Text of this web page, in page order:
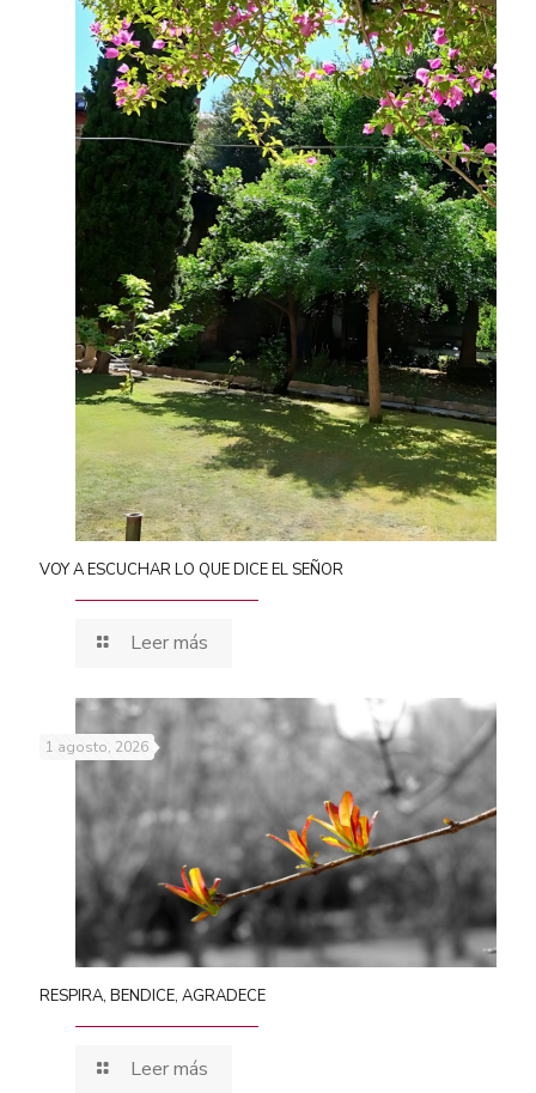
VOY A ESCUCHAR LO QUE DICE EL SEÑOR
Leer más
1 agosto, 2026
RESPIRA, BENDICE, AGRADECE
Leer más